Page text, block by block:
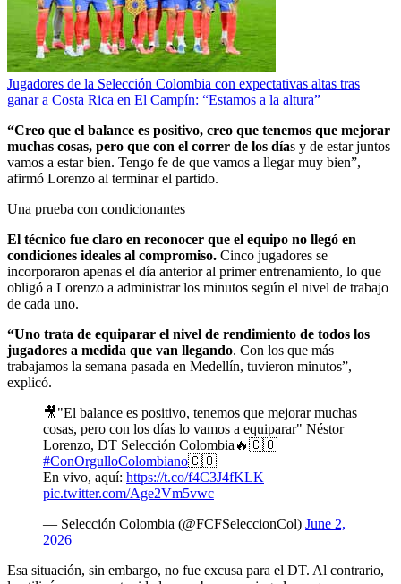
Jugadores de la Selección Colombia con expectativas altas tras
ganar a Costa Rica en El Campín: “Estamos a la altura”
“Creo que el balance es positivo, creo que tenemos que mejorar
muchas cosas, pero que con el correr de los días y de estar juntos
vamos a estar bien. Tengo fe de que vamos a llegar muy bien”,
afirmó Lorenzo al terminar el partido.
Una prueba con condicionantes
El técnico fue claro en reconocer que el equipo no llegó en
condiciones ideales al compromiso. Cinco jugadores se
incorporaron apenas el día anterior al primer entrenamiento, lo que
obligó a Lorenzo a administrar los minutos según el nivel de trabajo
de cada uno.
“Uno trata de equiparar el nivel de rendimiento de todos los
jugadores a medida que van llegando. Con los que más
trabajamos la semana pasada en Medellín, tuvieron minutos”,
explicó.
🎥"El balance es positivo, tenemos que mejorar muchas
cosas, pero con los días lo vamos a equiparar" Néstor
Lorenzo, DT Selección Colombia🔥🇨🇴
#ConOrgulloColombiano🇨🇴
En vivo, aquí: https://t.co/f4C3J4fKLK
pic.twitter.com/Age2Vm5vwc
— Selección Colombia (@FCFSeleccionCol) June 2,
2026
Esa situación, sin embargo, no fue excusa para el DT. Al contrario,